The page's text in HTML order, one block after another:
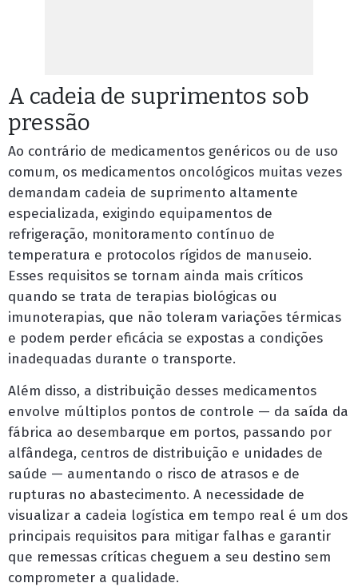
A cadeia de suprimentos sob
pressão
Ao contrário de medicamentos genéricos ou de uso
comum, os medicamentos oncológicos muitas vezes
demandam cadeia de suprimento altamente
especializada, exigindo equipamentos de
refrigeração, monitoramento contínuo de
temperatura e protocolos rígidos de manuseio.
Esses requisitos se tornam ainda mais críticos
quando se trata de terapias biológicas ou
imunoterapias, que não toleram variações térmicas
e podem perder eficácia se expostas a condições
inadequadas durante o transporte.
Além disso, a distribuição desses medicamentos
envolve múltiplos pontos de controle — da saída da
fábrica ao desembarque em portos, passando por
alfândega, centros de distribuição e unidades de
saúde — aumentando o risco de atrasos e de
rupturas no abastecimento. A necessidade de
visualizar a cadeia logística em tempo real é um dos
principais requisitos para mitigar falhas e garantir
que remessas críticas cheguem a seu destino sem
comprometer a qualidade.